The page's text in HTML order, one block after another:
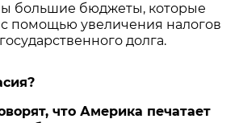
большие бюджеты, которые
помощью увеличения налогов
долга.
что Америка печатает